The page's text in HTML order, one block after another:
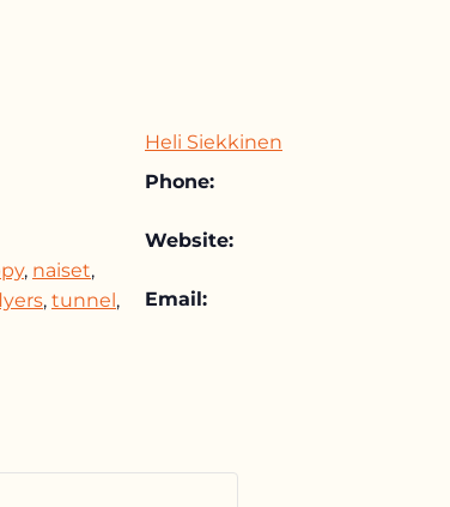
, naiset,
, tunnel,
Heli Siekkinen
Phone:
Website:
Email: